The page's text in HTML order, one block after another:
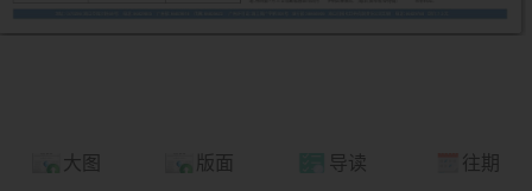
大图 版面 导读 往期